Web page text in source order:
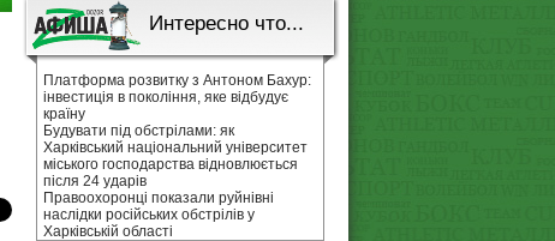
Интересно что...
Платформа розвитку з Антоном Бахур:
інвестиція в покоління, яке відбудує
країну
Будувати під обстрілами: як
Харківський національний університет
міського господарства відновлюється
після 24 ударів
Правоохоронці показали руйнівні
наслідки російських обстрілів у
Харківській області